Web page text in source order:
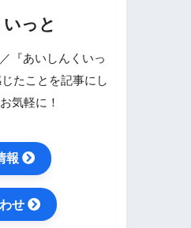
っと
『あいしんくいっ
たことを記事にし
気軽に！
報
せ